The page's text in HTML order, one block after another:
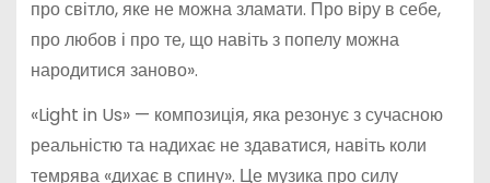
про світло, яке не можна зламати. Про віру в себе,
про любов і про те, що навіть з попелу можна
народитися заново».
«Light in Us» — композиція, яка резонує з сучасною
реальністю та надихає не здаватися, навіть коли
темрява «дихає в спину». Це музика про силу